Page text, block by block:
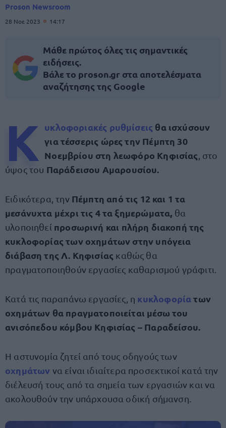
Proson Newsroom
28 Νοε 2023 14:17
Μάθε πρώτος όλες τις σημαντικές
ειδήσεις.
Βάλε το proson.gr στα αποτελέσματα
αναζήτησης της Google
Κ υκλοφοριακές ρυθμίσεις θα ισχύσουν
για τέσσερις ώρες την Πέμπτη 30
Νοεμβρίου στη λεωφόρο Κηφισίας , στο
ύψος του Παράδεισου Αμαρουσίου.
Ειδικότερα, την Πέμπτη από τις 12 και 1 τα
μεσάνυχτα μέχρι τις 4 τα ξημερώματα, θα
υλοποιηθεί προσωρινή και πλήρη διακοπή της
κυκλοφορίας των οχημάτων στην υπόγεια
διάβαση της Λ. Κηφισίας καθώς θα
πραγματοποιηθούν εργασίες καθαρισμού γράφιτι.
Κατά τις παραπάνω εργασίες, η κυκλοφορίατων
οχημάτων θα πραγματοποιείται μέσω του
ανισόπεδου κόμβου Κηφισίας – Παραδείσου.
Η αστυνομία ζητεί από τους οδηγούς των
οχημάτων να είναι ιδιαίτερα προσεκτικοί κατά την
διέλευσή τους από τα σημεία των εργασιών και να
ακολουθούν την υπάρχουσα οδική σήμανση.